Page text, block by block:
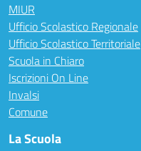
MIUR
Ufficio Scolastico Regionale
Ufficio Scolastico Territoriale
Scuola in Chiaro
Iscrizioni On Line
Invalsi
Comune
La Scuola